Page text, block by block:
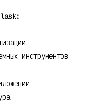
инструментов